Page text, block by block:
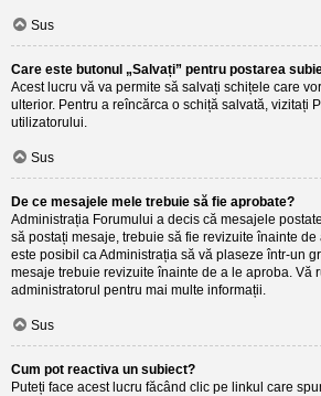
Sus
Care este butonul „Salvați” pentru postarea
Acest lucru vă va permite să salvați schițele care
ulterior. Pentru a reîncărca o schiță salvată, vizitați
utilizatorului.
Sus
De ce mesajele mele trebuie să fie aprobate?
Administrația Forumului a decis că mesajele
să postați mesaje, trebuie să fie revizuite înainte
este posibil ca Administrația să vă plaseze într-un
mesaje trebuie revizuite înainte de a le aproba. Vă
administratorul pentru mai multe informații.
Sus
Cum pot reactiva un subiect?
Puteți face acest lucru făcând clic pe linkul care